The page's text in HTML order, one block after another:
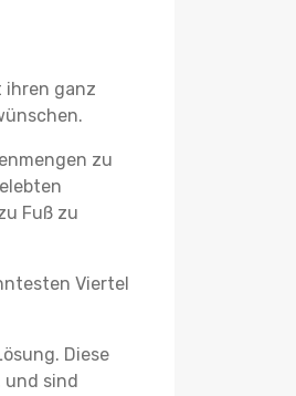
ihren ganz
zu
Fuß zu
Viertel
Diese
und sind